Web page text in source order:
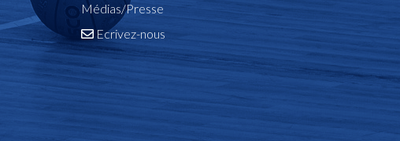
Médias/Presse
Ecrivez-nous